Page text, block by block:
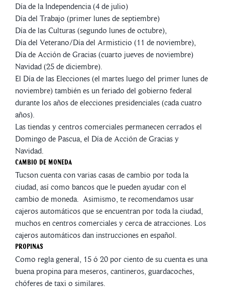
Día de la Independencia (4 de julio)
Día del Trabajo (primer lunes de septiembre)
Día de las Culturas (segundo lunes de octubre),
Día del Veterano/Día del Armisticio (11 de noviembre),
Día de Acción de Gracias (cuarto jueves de noviembre)
Navidad (25 de diciembre).
El Día de las Elecciones (el martes luego del primer lunes de
noviembre) también es un feriado del gobierno federal
durante los años de elecciones presidenciales (cada cuatro
años).
Las tiendas y centros comerciales permanecen cerrados el
Domingo de Pascua, el Día de Acción de Gracias y
Navidad.
Cambio de moneda
Tucson cuenta con varias casas de cambio por toda la
ciudad, así como bancos que le pueden ayudar con el
cambio de moneda. Asimismo, te recomendamos usar
cajeros automáticos que se encuentran por toda la ciudad,
muchos en centros comerciales y cerca de atracciones. Los
cajeros automáticos dan instrucciones en español.
Propinas
Como regla general, 15 ó 20 por ciento de su cuenta es una
buena propina para meseros, cantineros, guardacoches,
chóferes de taxi o similares.